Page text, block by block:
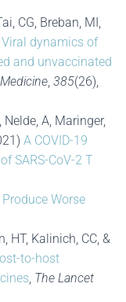
CG, Breban, MI,
Viral dynamics of
and unvaccinated
, 385(26),
Nelde, A, Maringer,
A COVID-19
SARS-CoV-2 T
Worse
HT, Kalinich, CC, &
to-host
, The Lancet